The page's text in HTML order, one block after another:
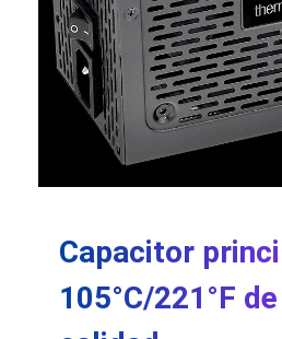
Capacitor
105°C/221°F